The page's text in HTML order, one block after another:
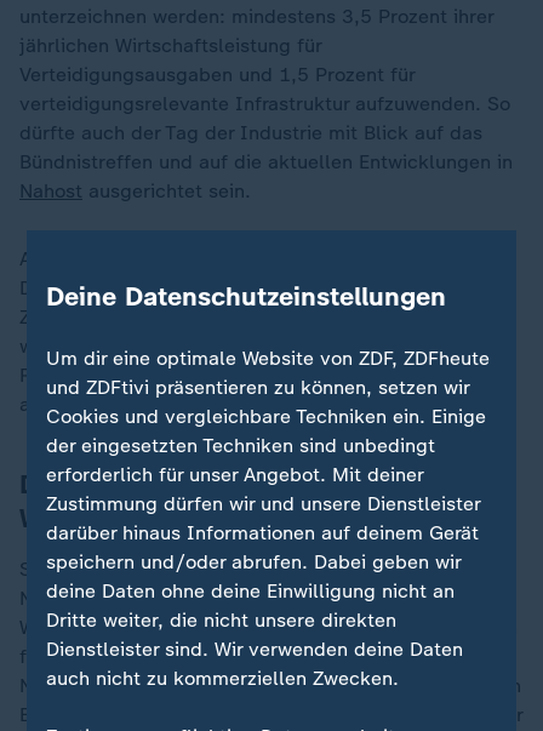
unterzeichnen werden: mindestens 3,5 Prozent ihrer
jährlichen Wirtschaftsleistung für
Verteidigungsausgaben und 1,5 Prozent für
verteidigungsrelevante Infrastruktur aufzuwenden. So
dürfte auch der Tag der Industrie mit Blick auf das
Bündnistreffen und auf die aktuellen Entwicklungen in
Nahost ausgerichtet sein.
Auf der Tagesordnung viele Fragen: Wie kann
Deutschland, wie kann Europa in geopolitisch rauen
Zeiten seine Souveränität sichern und wieder zur
wachstumsstarken Volkswirtschaft werden? Welche
Rolle spielt die Wirtschaft für die Gesamtverteidigung
angesichts wachsender äußerer Bedrohungen?
Deutschlands Industrie ist Europas
Wirtschaftsmotor
So viel steht fest: Die Industrie ist Teil der Antwort.
Noch klarer: Deutschland ist Europas
Wirtschaftsmotor. Gerät er ins Stottern, hat das Folgen
für die vernetzte Produktion in allen europäischen
Nachbarländern. Er muss wieder in Takt kommen. Denn
Europas Produktion ist vernetzt wie keine andere in der
Deine Datenschutzeinstellungen
Um dir eine optimale Website von ZDF, ZDFheute
und ZDFtivi präsentieren zu können, setzen wir
Cookies und vergleichbare Techniken ein. Einige
der eingesetzten Techniken sind unbedingt
erforderlich für unser Angebot. Mit deiner
Zustimmung dürfen wir und unsere Dienstleister
darüber hinaus Informationen auf deinem Gerät
speichern und/oder abrufen. Dabei geben wir
deine Daten ohne deine Einwilligung nicht an
Dritte weiter, die nicht unsere direkten
Dienstleister sind. Wir verwenden deine Daten
auch nicht zu kommerziellen Zwecken.